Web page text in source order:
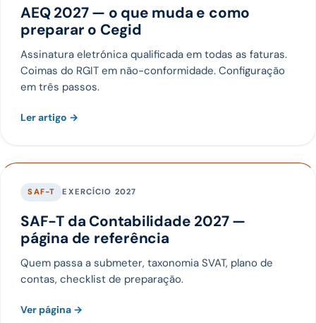
AEQ 2027 — o que muda e como
preparar o Cegid
Assinatura eletrónica qualificada em todas as faturas.
Coimas do RGIT em não-conformidade. Configuração
em três passos.
Ler artigo →
SAF-T EXERCÍCIO 2027
SAF-T da Contabilidade 2027 —
página de referência
Quem passa a submeter, taxonomia SVAT, plano de
contas, checklist de preparação.
Ver página →